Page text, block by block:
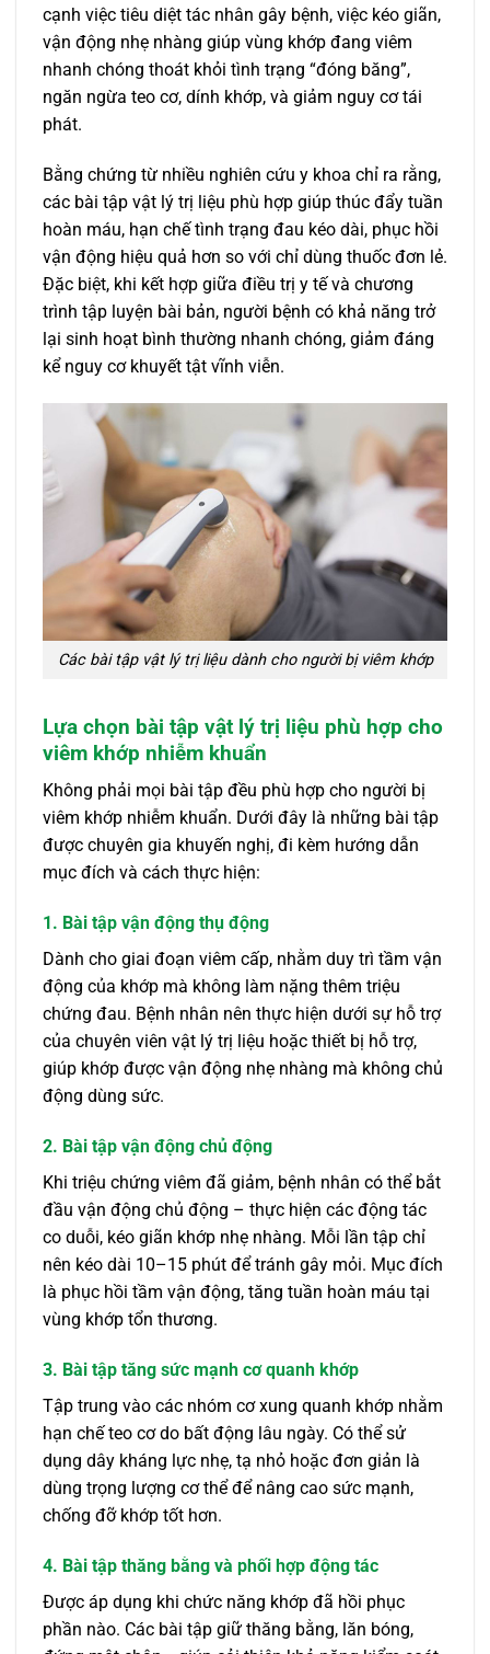
cạnh việc tiêu diệt tác nhân gây bệnh, việc kéo giãn,
vận động nhẹ nhàng giúp vùng khớp đang viêm
nhanh chóng thoát khỏi tình trạng “đóng băng”,
ngăn ngừa teo cơ, dính khớp, và giảm nguy cơ tái
phát.
Bằng chứng từ nhiều nghiên cứu y khoa chỉ ra rằng,
các bài tập vật lý trị liệu phù hợp giúp thúc đẩy tuần
hoàn máu, hạn chế tình trạng đau kéo dài, phục hồi
vận động hiệu quả hơn so với chỉ dùng thuốc đơn lẻ.
Đặc biệt, khi kết hợp giữa điều trị y tế và chương
trình tập luyện bài bản, người bệnh có khả năng trở
lại sinh hoạt bình thường nhanh chóng, giảm đáng
kể nguy cơ khuyết tật vĩnh viễn.
Các bài tập vật lý trị liệu dành cho người bị viêm khớp
Lựa chọn bài tập vật lý trị liệu phù hợp cho
viêm khớp nhiễm khuẩn
Không phải mọi bài tập đều phù hợp cho người bị
viêm khớp nhiễm khuẩn. Dưới đây là những bài tập
được chuyên gia khuyến nghị, đi kèm hướng dẫn
mục đích và cách thực hiện:
1. Bài tập vận động thụ động
Dành cho giai đoạn viêm cấp, nhằm duy trì tầm vận
động của khớp mà không làm nặng thêm triệu
chứng đau. Bệnh nhân nên thực hiện dưới sự hỗ trợ
của chuyên viên vật lý trị liệu hoặc thiết bị hỗ trợ,
giúp khớp được vận động nhẹ nhàng mà không chủ
động dùng sức.
2. Bài tập vận động chủ động
Khi triệu chứng viêm đã giảm, bệnh nhân có thể bắt
đầu vận động chủ động – thực hiện các động tác
co duỗi, kéo giãn khớp nhẹ nhàng. Mỗi lần tập chỉ
nên kéo dài 10–15 phút để tránh gây mỏi. Mục đích
là phục hồi tầm vận động, tăng tuần hoàn máu tại
vùng khớp tổn thương.
3. Bài tập tăng sức mạnh cơ quanh khớp
Tập trung vào các nhóm cơ xung quanh khớp nhằm
hạn chế teo cơ do bất động lâu ngày. Có thể sử
dụng dây kháng lực nhẹ, tạ nhỏ hoặc đơn giản là
dùng trọng lượng cơ thể để nâng cao sức mạnh,
chống đỡ khớp tốt hơn.
4. Bài tập thăng bằng và phối hợp động tác
Được áp dụng khi chức năng khớp đã hồi phục
phần nào. Các bài tập giữ thăng bằng, lăn bóng,